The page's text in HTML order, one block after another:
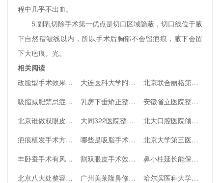
程中几乎不出血。
5.副乳切除手术第一优点是切口区域隐蔽，切口线位于腋
下自然褶皱线以内，所以手术后胸部不会留疤痕，腋下会留
下大疤痕。光。
相关阅读
改脸型手术效果如何？
大连医科大学附属第一医院双眼皮修复怎么样，附双眼皮修复案例
北京联合丽格第一医院，一家给明星做整形的医院
吸脂减肥禁忌症有哪些？
乳房下垂矫正整形手术的适应症和禁忌症
安徽省立医院整形科技术怎么样，附医生详情
北京谁做双眼皮修复好？附王太玲医生案例
大同322医院整形美容口碑怎么样，附医生简历+隆鼻案例
北大口腔医院颌面外科谁比较厉害，深入了解一下
疤痕植发手术方法有哪些？
哪些是吸脂手术的有效部位呢
北京大学第三医院整形科怎么样？附2023更新价格表一览
丰卧蚕手术有风险吗
割双眼皮手术效果如何
鼻小柱延长能保持多久手术的过程
北京八大处整容医院口碑好不好？医院详情介绍来了
广州美莱隆鼻修复好不好
哈尔滨医科大学附属肿瘤医院整形科有哪些医生